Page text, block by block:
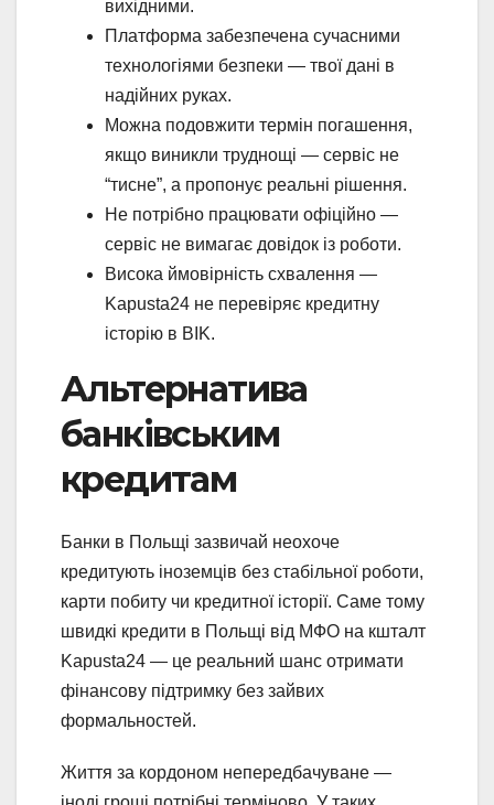
вихідними.
Платформа забезпечена сучасними
технологіями безпеки — твої дані в
надійних руках.
Можна подовжити термін погашення,
якщо виникли труднощі — сервіс не
“тисне”, а пропонує реальні рішення.
Не потрібно працювати офіційно —
сервіс не вимагає довідок із роботи.
Висока ймовірність схвалення —
Kapusta24 не перевіряє кредитну
історію в BIK.
Альтернатива
банківським
кредитам
Банки в Польщі зазвичай неохоче
кредитують іноземців без стабільної роботи,
карти побиту чи кредитної історії. Саме тому
швидкі кредити в Польщі від МФО на кшталт
Kapusta24 — це реальний шанс отримати
фінансову підтримку без зайвих
формальностей.
Життя за кордоном непередбачуване —